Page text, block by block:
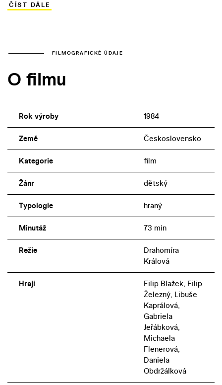
jeho otce těžce urazí místní opilec Ferenc. Dětská parta
se objevili ve svých prvních dětských rolích i dva příští
ČÍST DÁLE
FILMOGRAFICKÉ ÚDAJE
O filmu
Rok výroby 1984
Země Československo
Kategorie film
Žánr dětský
Typologie hraný
Minutáž 73 min
Režie
Drahomíra
Králová
Hrají
Filip Blažek, Filip
Železný, Libuše
Kaprálová,
Gabriela
Jeřábková,
Michaela
Flenerová,
Daniela
Obdržálková